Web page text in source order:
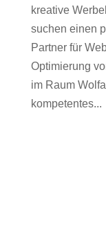
kreative
suchen einen
Partner für
Optimierung
im Raum
kompetentes...